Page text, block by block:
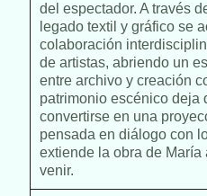
del espectador. A través
legado textil y gráfico se
colaboración
de artistas, abriendo un
entre archivo y creación
patrimonio escénico deja
convertirse en una
pensada en diálogo con
extiende la obra de María
venir.